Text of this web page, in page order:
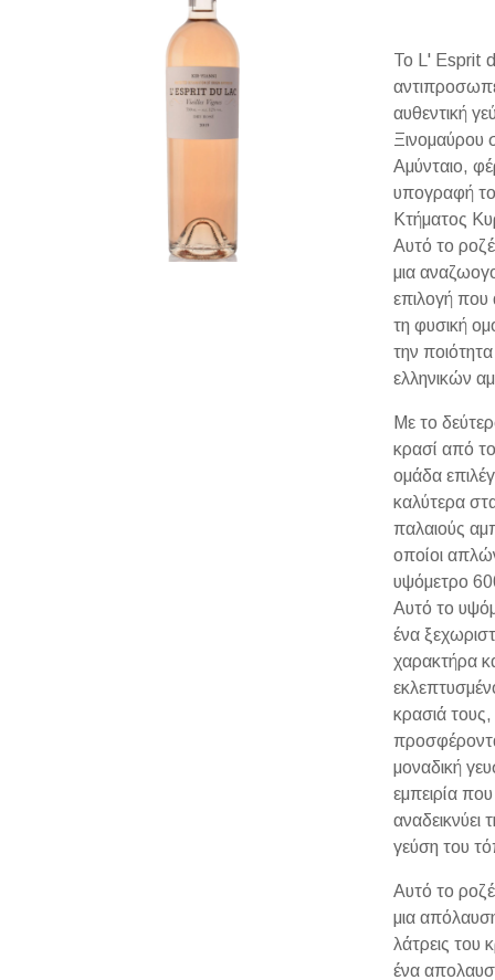
Το L' Esprit
αυθεντική
Ξινομαύρου
Αμύνταιο,
υπογραφή
Κτήματος
Αυτό το ροζέ
μια
επιλογή που
τη φυσική
την
ελληνικών
Με το
κρασί από
ομάδα
καλύτερα
παλαιούς
οποίοι
υψόμετρο
Αυτό το
ένα
χαρακτήρα
κρασιά τους,
μοναδική
εμπειρία που
αναδεικνύει
γεύση του
Αυτό το ροζέ
μια
λάτρεις του
ένα